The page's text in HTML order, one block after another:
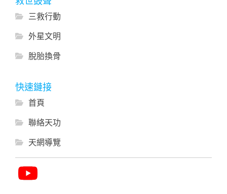
三救行動
外星文明
脫胎換骨
快速鏈接
首頁
聯絡天功
天網導覽